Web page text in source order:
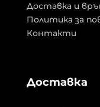
Доставка и
Политика за
Контакти
Доставка